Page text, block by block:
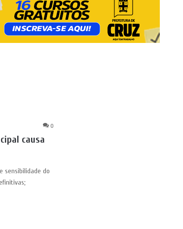
0
causa
sensibilidade do